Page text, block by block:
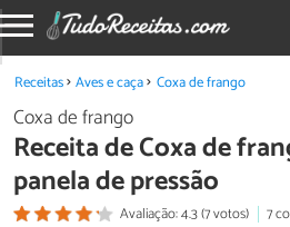
Receitas Aves e caça Coxa de frango
Coxa de frango
Receita de Coxa de
panela de pressão
Avaliação: 4.3 (7 votos)
7